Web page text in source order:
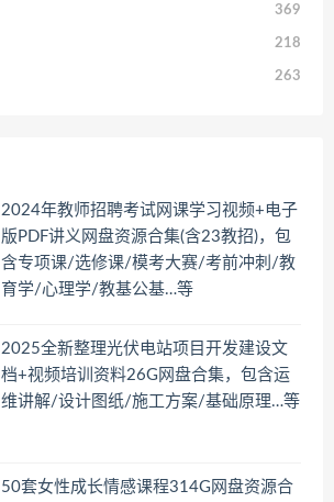
369
218
263
2024年教师招聘考试网课学习视频+电子
版PDF讲义网盘资源合集(含23教招)，包
含专项课/选修课/模考大赛/考前冲刺/教
育学/心理学/教基公基…等
2025全新整理光伏电站项目开发建设文
档+视频培训资料26G网盘合集，包含运
维讲解/设计图纸/施工方案/基础原理…等
50套女性成长情感课程314G网盘资源合